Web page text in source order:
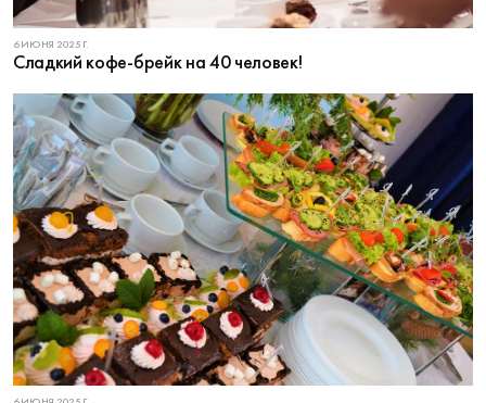
6 ИЮНЯ 2025 Г.
Сладкий кофе-брейк на 40 человек!